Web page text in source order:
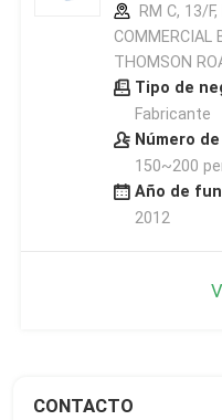
RM C, 13/F,
COMMERCIAL
THOMSON
Tipo de
Fabricante
Número
150~200
Año de
2012
CONTACTO